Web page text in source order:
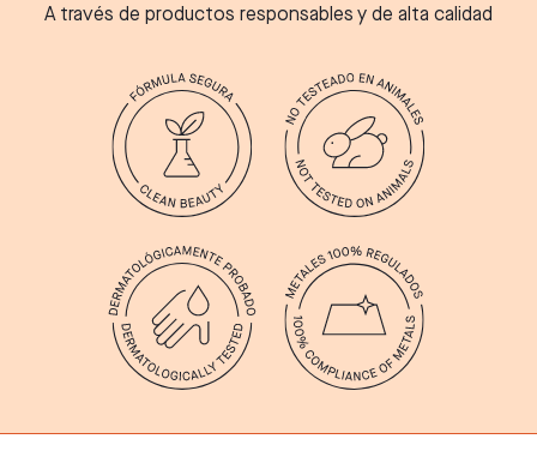
A través de productos responsables y de alta calidad